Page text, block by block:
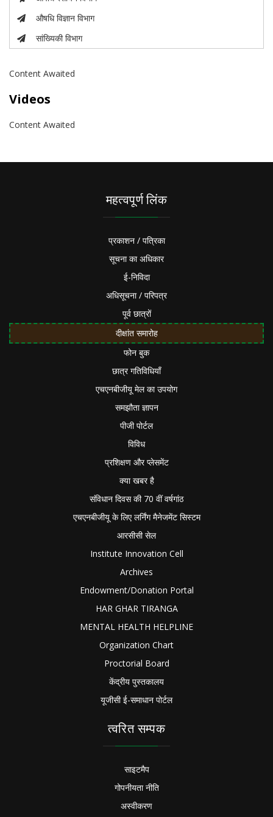
औषधि विज्ञान विभाग
सांख्यिकी विभाग
Content Awaited
Videos
Content Awaited
महत्वपूर्ण लिंक
प्रकाशन / पत्रिका
सूचना का अधिकार
ई-निविदा
अधिसूचना / परिपत्र
पूर्व छात्रों
दीक्षांत समारोह
फोन बुक
छात्र गतिविधियाँ
एचएनबीजीयू मेल का उपयोग
समझौता ज्ञापन
पीजी पोर्टल
विविध
प्रशिक्षण और प्लेसमेंट
क्या खबर है
संविधान दिवस की 70 वीं वर्षगांठ
एचएनबीजीयू के लिए लर्निंग मैनेजमेंट सिस्टम
आरसीसी सेल
Institute Innovation Cell
Archives
Endowment/Donation Portal
HAR GHAR TIRANGA
MENTAL HEALTH HELPLINE
Organization Chart
Proctorial Board
केंद्रीय पुस्तकालय
यूजीसी ई-समाधान पोर्टल
त्वरित सम्पक
साइटमैप
गोपनीयता नीति
अस्वीकरण